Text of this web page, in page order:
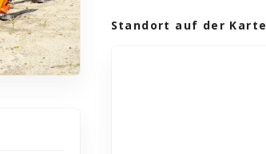
Standort auf der Karte